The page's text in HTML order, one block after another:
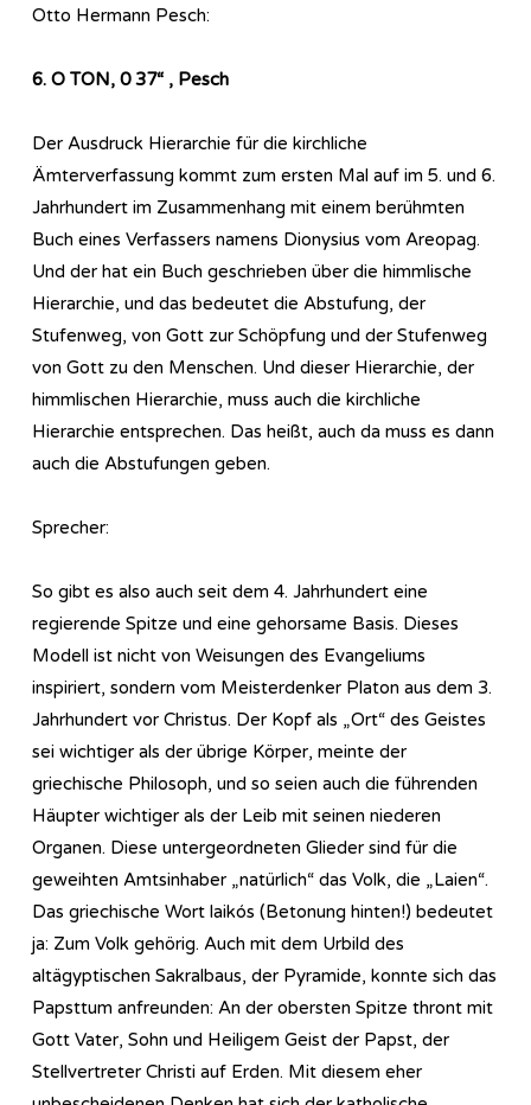
Otto Hermann Pesch:
6. O TON, 0 37“ , Pesch
Der Ausdruck Hierarchie für die kirchliche
Ämterverfassung kommt zum ersten Mal auf im 5. und 6.
Jahrhundert im Zusammenhang mit einem berühmten
Buch eines Verfassers namens Dionysius vom Areopag.
Und der hat ein Buch geschrieben über die himmlische
Hierarchie, und das bedeutet die Abstufung, der
Stufenweg, von Gott zur Schöpfung und der Stufenweg
von Gott zu den Menschen. Und dieser Hierarchie, der
himmlischen Hierarchie, muss auch die kirchliche
Hierarchie entsprechen. Das heißt, auch da muss es dann
auch die Abstufungen geben.
Sprecher:
So gibt es also auch seit dem 4. Jahrhundert eine
regierende Spitze und eine gehorsame Basis. Dieses
Modell ist nicht von Weisungen des Evangeliums
inspiriert, sondern vom Meisterdenker Platon aus dem 3.
Jahrhundert vor Christus. Der Kopf als „Ort“ des Geistes
sei wichtiger als der übrige Körper, meinte der
griechische Philosoph, und so seien auch die führenden
Häupter wichtiger als der Leib mit seinen niederen
Organen. Diese untergeordneten Glieder sind für die
geweihten Amtsinhaber „natürlich“ das Volk, die „Laien“.
Das griechische Wort laikós (Betonung hinten!) bedeutet
ja: Zum Volk gehörig. Auch mit dem Urbild des
altägyptischen Sakralbaus, der Pyramide, konnte sich das
Papsttum anfreunden: An der obersten Spitze thront mit
Gott Vater, Sohn und Heiligem Geist der Papst, der
Stellvertreter Christi auf Erden. Mit diesem eher